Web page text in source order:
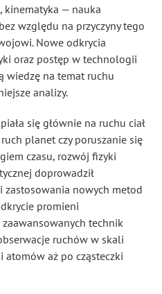
kinematyka — nauka
względu na przyczyny tego
Nowe odkrycia
oraz postęp w technologii
wiedzę na temat ruchu
analizy.
się głównie na ruchu ciał
planet czy poruszanie się
czasu, rozwój fizyki
doprowadził
nowych metod
promieni
technik
ruchów w skali
atomów aż po cząsteczki